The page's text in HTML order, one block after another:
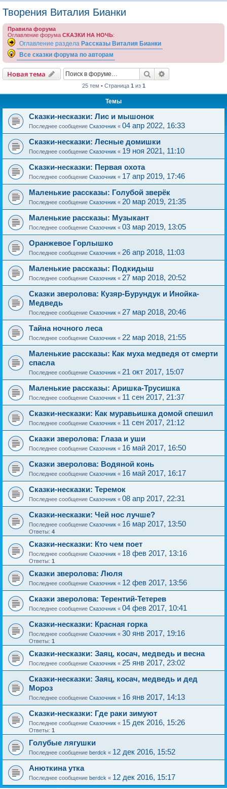
Творения Виталия Бианки
Правила форума
Оглавление форума СКАЗКИ НА НОЧЬ:
Оглавление раздела Рассказы Виталия Бианки
Все сказки форума по авторам
Новая тема Поиск
25 тем • Страница 1 из 1
Темы
Сказки-несказки: Лис и мышонок
Последнее сообщение Сказочник « 04 апр 2022, 16:33
Сказки-несказки: Лесные домишки
Последнее сообщение Сказочник « 19 ноя 2021, 11:10
Сказки-несказки: Первая охота
Последнее сообщение Сказочник « 17 апр 2019, 17:46
Маленькие рассказы: Голубой зверёк
Последнее сообщение Сказочник « 20 мар 2019, 21:35
Маленькие рассказы: Музыкант
Последнее сообщение Сказочник « 03 мар 2019, 13:05
Оранжевое Горлышко
Последнее сообщение Сказочник « 26 апр 2018, 11:03
Маленькие рассказы: Подкидыш
Последнее сообщение Сказочник « 27 мар 2018, 20:52
Сказки зверолова: Кузяр-Бурундук и Инойка-
Медведь
Последнее сообщение Сказочник « 27 мар 2018, 20:46
Тайна ночного леса
Последнее сообщение Сказочник « 22 мар 2018, 21:55
Маленькие рассказы: Как муха медведя от смерти
спасла
Последнее сообщение Сказочник « 21 окт 2017, 15:07
Маленькие рассказы: Аришка-Трусишка
Последнее сообщение Сказочник « 11 сен 2017, 21:37
Сказки-несказки: Как муравьишка домой спешил
Последнее сообщение Сказочник « 11 сен 2017, 21:12
Сказки зверолова: Глаза и уши
Последнее сообщение Сказочник « 16 май 2017, 16:50
Сказки зверолова: Водяной конь
Последнее сообщение Сказочник « 16 май 2017, 16:17
Сказки-несказки: Теремок
Последнее сообщение Сказочник « 08 апр 2017, 22:31
Сказки-несказки: Чей нос лучше?
Последнее сообщение Сказочник « 16 мар 2017, 13:50
Ответы: 4
Сказки-несказки: Кто чем поет
Последнее сообщение Сказочник « 18 фев 2017, 13:16
Ответы: 1
Сказки зверолова: Люля
Последнее сообщение Сказочник « 12 фев 2017, 13:56
Сказки зверолова: Терентий-Тетерев
Последнее сообщение Сказочник « 04 фев 2017, 10:41
Сказки-несказки: Красная горка
Последнее сообщение Сказочник « 30 янв 2017, 19:16
Ответы: 1
Сказки-несказки: Заяц, косач, медведь и весна
Последнее сообщение Сказочник « 25 янв 2017, 23:02
Сказки-несказки: Заяц, косач, медведь и дед
Мороз
Последнее сообщение Сказочник « 16 янв 2017, 14:13
Сказки-несказки: Где раки зимуют
Последнее сообщение Сказочник « 15 дек 2016, 15:26
Ответы: 1
Голубые лягушки
Последнее сообщение berdck « 12 дек 2016, 15:52
Анюткина утка
Последнее сообщение berdck « 12 дек 2016, 15:17